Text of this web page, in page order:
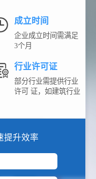
成立时间
企业成立时间需满足
3个月
行业许可证
部分行业需提供行业
许可 证，如建筑行业
提升效率